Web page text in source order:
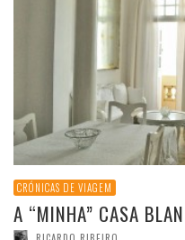
CRÓNICAS DE VIAGEM
A “MINHA” CASA